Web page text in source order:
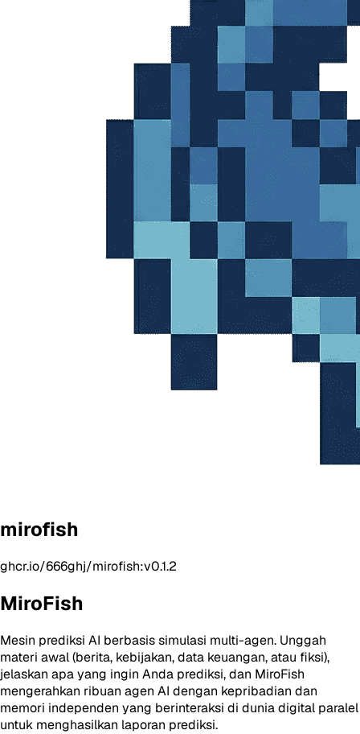
mirofish
ghcr.io/666ghj/mirofish:v0.1.2
MiroFish
Mesin prediksi AI berbasis simulasi multi-agen. Unggah
materi awal (berita, kebijakan, data keuangan, atau fiksi),
jelaskan apa yang ingin Anda prediksi, dan MiroFish
mengerahkan ribuan agen AI dengan kepribadian dan
memori independen yang berinteraksi di dunia digital paralel
untuk menghasilkan laporan prediksi.